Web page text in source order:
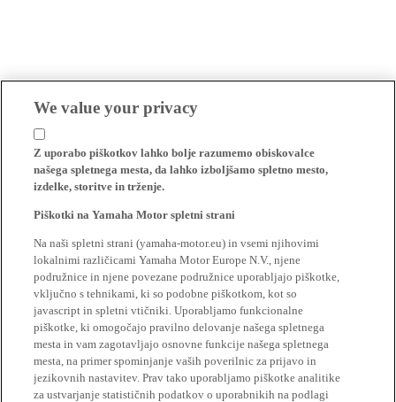
We value your privacy
Z uporabo piškotkov lahko bolje razumemo obiskovalce
našega spletnega mesta, da lahko izboljšamo spletno mesto,
izdelke, storitve in trženje.
Piškotki na Yamaha Motor spletni strani
Na naši spletni strani (yamaha-motor.eu) in vsemi njihovimi
lokalnimi različicami Yamaha Motor Europe N.V., njene
podružnice in njene povezane podružnice uporabljajo piškotke,
vključno s tehnikami, ki so podobne piškotkom, kot so
javascript in spletni vtičniki. Uporabljamo funkcionalne
piškotke, ki omogočajo pravilno delovanje našega spletnega
mesta in vam zagotavljajo osnovne funkcije našega spletnega
mesta, na primer spominjanje vaših poverilnic za prijavo in
jezikovnih nastavitev. Prav tako uporabljamo piškotke analitike
za ustvarjanje statističnih podatkov o uporabnikih na podlagi